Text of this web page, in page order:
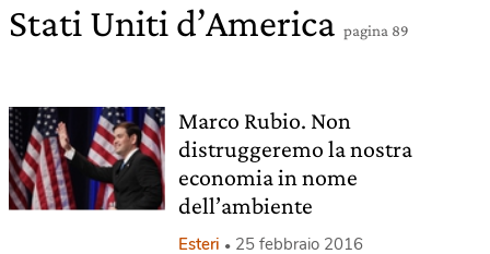
Stati Uniti d’America pagina 89
Marco Rubio. Non
distruggeremo la nostra
economia in nome
dell’ambiente
Esteri 25 febbraio 2016